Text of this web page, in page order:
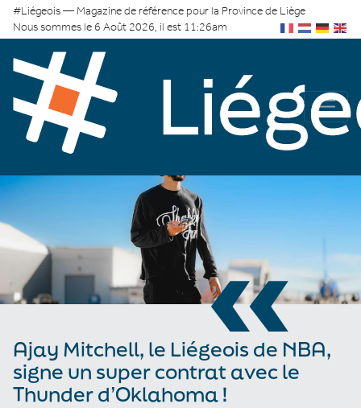
#Liégeois — Magazine de référence pour la Province de Liège
Nous sommes le 6 Août 2026, il est 11:26am
«
Ajay Mitchell, le Liégeois de NBA,
signe un super contrat avec le
Thunder d’Oklahoma !